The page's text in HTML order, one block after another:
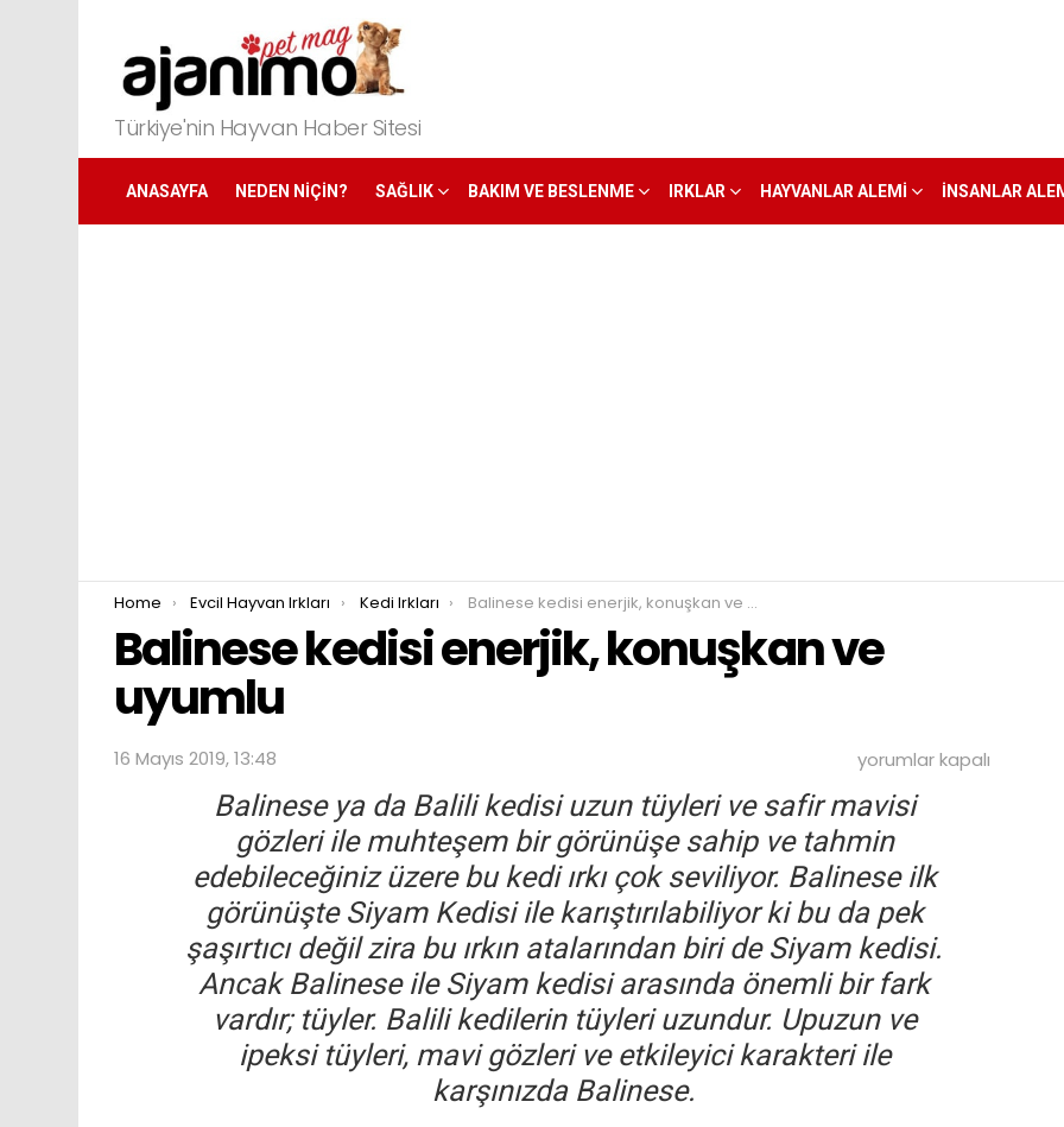
Türkiye'nin Hayvan Haber Sitesi
ANASAYFA NEDEN NIÇIN? SAĞLIK BAKIM VE BESLENME IRKLAR HAYVANLAR ALEMI İNSANLAR
You are here:
Home Evcil Hayvan Irkları Kedi Irkları Balinese kedisi enerjik, konuşkan ve uyumlu
Balinese kedisi enerjik, konuşkan ve
uyumlu
16 Mayıs 2019, 13:48
Balinese
kedisi
enerjik,
konuşkan
ve
uyumlu
için
yorumlar kapalı
Balinese ya da Balili kedisi uzun tüyleri ve safir mavisi
gözleri ile muhteşem bir görünüşe sahip ve tahmin
edebileceğiniz üzere bu kedi ırkı çok seviliyor. Balinese ilk
görünüşte Siyam Kedisi ile karıştırılabiliyor ki bu da pek
şaşırtıcı değil zira bu ırkın atalarından biri de Siyam kedisi.
Ancak Balinese ile Siyam kedisi arasında önemli bir fark
vardır; tüyler. Balili kedilerin tüyleri uzundur. Upuzun ve
ipeksi tüyleri, mavi gözleri ve etkileyici karakteri ile
karşınızda Balinese.